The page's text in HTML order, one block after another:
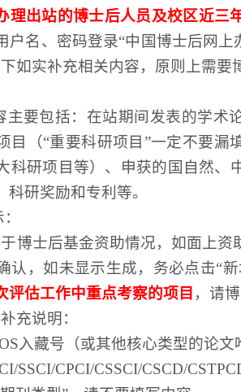
理出站的博士后人员及校区近三
户名、密码登录“中国博士后网上
如实补充相关内容，原则上需要
主要包括：在站期间发表的学术
目（“重要科研项目”一定不要漏
科研项目等）、申获的国自然、
科研奖励和专利等。
博士后基金资助情况，如面上资
认 ，如 未显示生成，务必点击“
评估工作中重点考察的项目 ，请
充说明：
入藏号（或其他核心类型的论文
SSCI/CPCI/CSSCI/CSCD/